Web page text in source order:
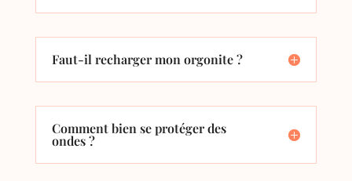
Faut-il recharger mon orgonite ?
Comment bien se protéger des
ondes ?